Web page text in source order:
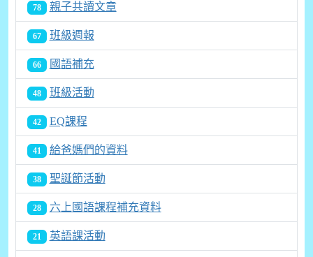
78 親子共讀文章
67 班級週報
66 國語補充
48 班級活動
42 EQ課程
41 給爸媽們的資料
38 聖誕節活動
28 六上國語課程補充資料
21 英語課活動